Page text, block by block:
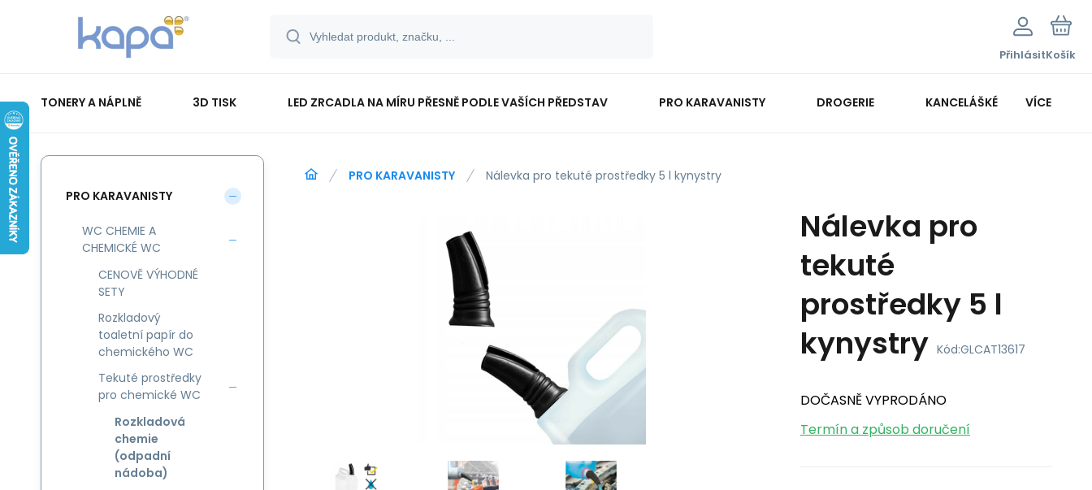
PřihlásitKošík
TONERY A NÁPLNĚ 3D TISK LED ZRCADLA NA MÍRU PŘESNĚ PODLE VAŠÍCH PŘEDSTAV PRO KARAVANISTY DROGERIE KANCELÁŠKÉ POTŘEBY
PAPÍR-ETIKETY-BLOKY-OBÁLKY
VÍCE
PRO KARAVANISTY Nálevka pro tekuté prostředky 5 l kynystry
Nálevka pro
tekuté
prostředky 5 l
kynystry Kód:GLCAT13617
DOČASNĚ VYPRODÁNO
Termín a způsob doručení
PRO KARAVANISTY
WC CHEMIE A
CHEMICKÉ WC
CENOVĚ VÝHODNÉ
SETY
Rozkladový
toaletní papír do
chemického WC
Tekuté prostředky
pro chemické WC
Rozkladová
chemie
(odpadní
nádoba)